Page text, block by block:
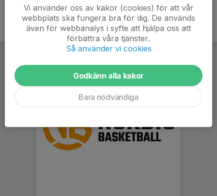
Vi använder oss av kakor (cookies) för att vår
webbplats ska fungera bra för dig. De används
även för webbanalys i syfte att hjälpa oss att
förbättra våra tjänster.
Så använder vi cookies
Godkänn alla kakor
Bara nödvändiga